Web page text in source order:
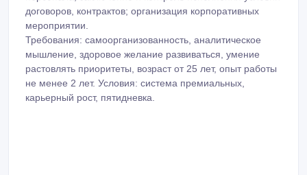
договоров, контрактов; организация корпоративных
мероприятии.
Требования: самоорганизованность, аналитическое
мышление, здоровое желание развиваться, умение
растовлять приоритеты, возраст от 25 лет, опыт работы
не менее 2 лет. Условия: система премиальных,
карьерный рост, пятидневка.